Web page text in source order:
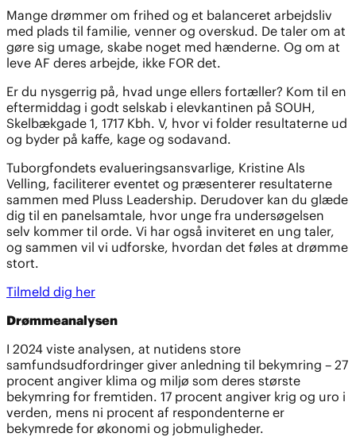
Mange drømmer om frihed og et balanceret arbejdsliv
med plads til familie, venner og overskud. De taler om at
gøre sig umage, skabe noget med hænderne. Og om at
leve AF deres arbejde, ikke FOR det.
Er du nysgerrig på, hvad unge ellers fortæller? Kom til en
eftermiddag i godt selskab i elevkantinen på SOUH,
Skelbækgade 1, 1717 Kbh. V, hvor vi folder resultaterne ud
og byder på kaffe, kage og sodavand.
Tuborgfondets evalueringsansvarlige, Kristine Als
Velling, faciliterer eventet og præsenterer resultaterne
sammen med Pluss Leadership. Derudover kan du glæde
dig til en panelsamtale, hvor unge fra undersøgelsen
selv kommer til orde. Vi har også inviteret en ung taler,
og sammen vil vi udforske, hvordan det føles at drømme
stort.
Tilmeld dig her
Drømmeanalysen
I 2024 viste analysen, at nutidens store
samfundsudfordringer giver anledning til bekymring – 27
procent angiver klima og miljø som deres største
bekymring for fremtiden. 17 procent angiver krig og uro i
verden, mens ni procent af respondenterne er
bekymrede for økonomi og jobmuligheder.